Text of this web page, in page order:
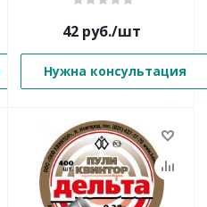
42руб./шт
Нужна консультация